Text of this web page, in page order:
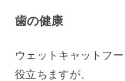
歯の健康
ウェットキャットフ
役立ちますが、